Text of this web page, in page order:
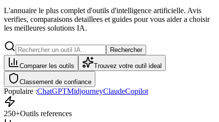
L'annuaire le plus complet d'outils d'intelligence artificielle. Avis
verifies, comparaisons detaillees et guides pour vous aider a choisir
les meilleures solutions IA.
Rechercher
Comparer les outils Trouvez votre outil ideal
Classement de confiance
Populaire :ChatGPTMidjourneyClaudeCopilot
250+Outils references